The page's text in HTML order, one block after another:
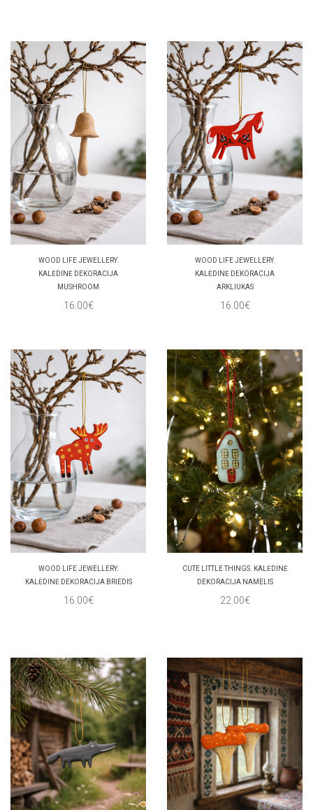
WOOD LIFE JEWELLERY.
KALĖDINĖ DEKORACIJA
MUSHROOM
16.00€
WOOD LIFE JEWELLERY.
KALĖDINĖ DEKORACIJA
ARKLIUKAS
16.00€
WOOD LIFE JEWELLERY.
KALĖDINĖ DEKORACIJA BRIEDIS
16.00€
CUTE LITTLE THINGS. KALĖDINĖ
DEKORACIJA NAMELIS
22.00€